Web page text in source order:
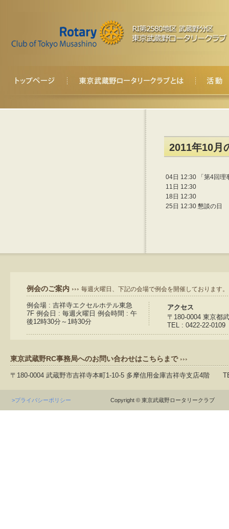
2011年10月
04日 12:30
「第4回理
11日 12:30
18日 12:30
25日 12:30 懇談の日
例会のご案内 毎週火曜日、下記の会場で例会を開催しております。
例会場 : 吉祥寺エクセルホテル東急
7F 例会日 : 毎週火曜日 例会時間 : 午
後12時30分～1時30分
アクセス
〒180-0004 東京都
TEL : 0422-22-
東京武蔵野RC事務局へのお問い合わせはこちらまで
〒180-0004 武蔵野市吉祥寺本町1-10-5 多摩信用金庫吉祥寺支店4
>プライバシーポリシー Copyright © 東京武蔵野ロータリークラブ